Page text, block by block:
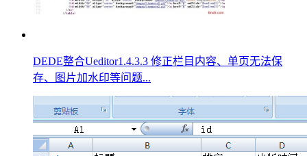
DEDE整合Ueditor1.4.3.3 修正栏目内容、单页无法保
存、图片加水印等问题...